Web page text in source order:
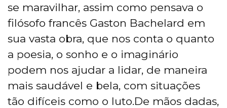
se maravilhar, assim como pensava o
filósofo francês Gaston Bachelard em
sua vasta obra, que nos conta o quanto
a poesia, o sonho e o imaginário
podem nos ajudar a lidar, de maneira
mais saudável e bela, com situações
tão difíceis como o luto.De mãos dadas,